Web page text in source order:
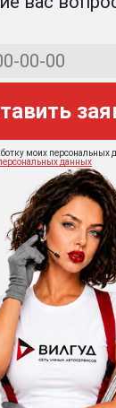
моих персональных
данных